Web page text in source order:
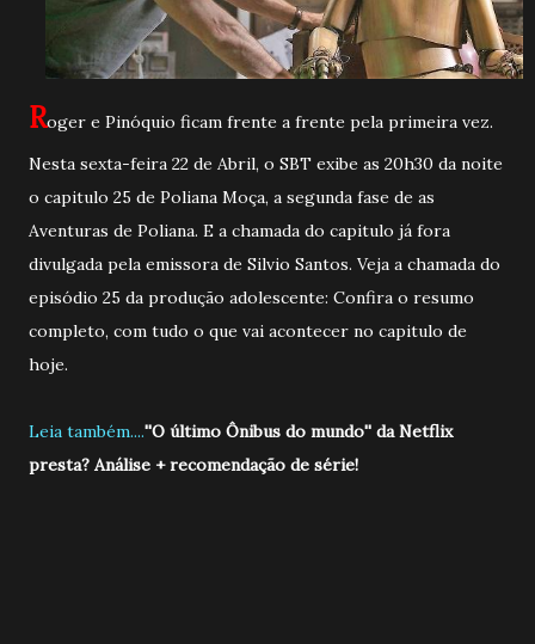
Roger e Pinóquio ficam frente a frente pela primeira vez.
Nesta sexta-feira 22 de Abril, o SBT exibe as 20h30 da noite
o capitulo 25 de Poliana Moça, a segunda fase de as
Aventuras de Poliana. E a chamada do capitulo já fora
divulgada pela emissora de Silvio Santos. Veja a chamada do
episódio 25 da produção adolescente: Confira o resumo
completo, com tudo o que vai acontecer no capitulo de
hoje.
Leia também....''O último Ônibus do mundo'' da Netflix
presta? Análise + recomendação de série!